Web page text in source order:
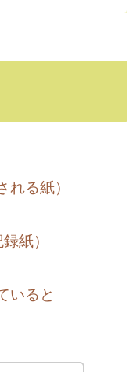
れる紙）
紙）
いると